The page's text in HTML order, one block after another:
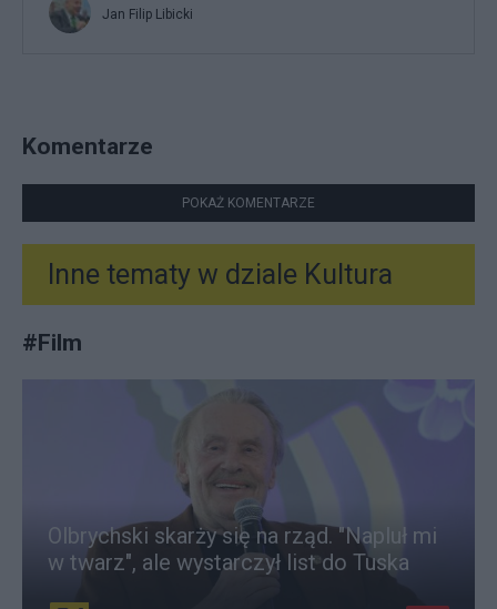
Jan Filip Libicki
Komentarze
POKAŻ KOMENTARZE
Inne tematy w dziale Kultura
#Film
Olbrychski skarży się na rząd. "Napluł mi
w twarz", ale wystarczył list do Tuska